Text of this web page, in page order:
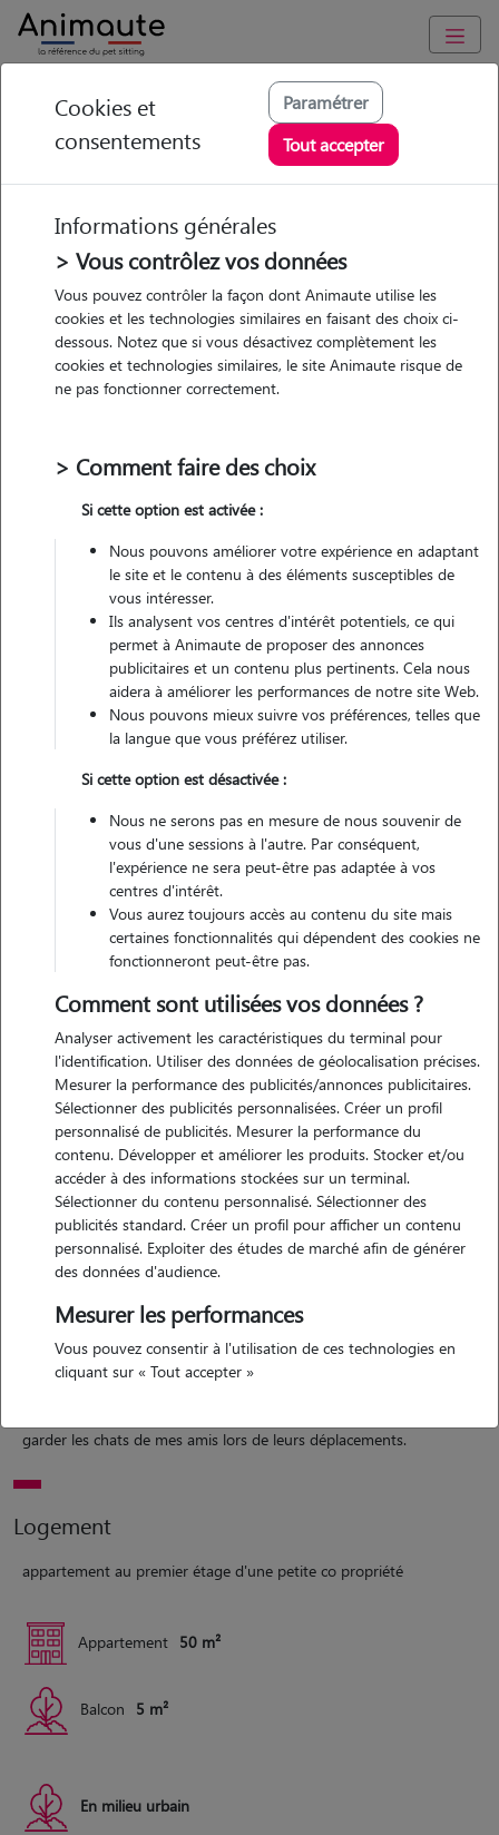
Animaute Bruxelles-Capitale Bruxelles-Capitale/Montluel
Aurélie - Petsitter à
Montluel
• 23 ans
Garde
chez le Pet Sitter
Véhiculé
Contacter
L'envoi d'une demande est sans engagement
Motivation
Étant une grande fan des animaux, je me permets de vous proposer
mes services afin de prendre soin de vos animaux et de les occuper
afin qu'ils puissent être épanouis lorsque vous êtes occuper. cela
serait avec grand plaisir
Expérience
j'ai toujours grandi avec des animaux chez mes parents. j'ai
actuellement 3 chats ( chez mes parents) et j'ai grandi avec de
garder les chats de mes amis lors de leurs déplacements.
Logement
appartement au premier étage d'une petite co propriété
Appartement 50 m²
Balcon 5 m²
En milieu urbain
Cookies et
consentements
Paramétrer
Tout accepter
Informations générales
> Vous contrôlez vos données
Vous pouvez contrôler la façon dont Animaute utilise les
cookies et les technologies similaires en faisant des choix ci-
dessous. Notez que si vous désactivez complètement les
cookies et technologies similaires, le site Animaute risque de
ne pas fonctionner correctement.
> Comment faire des choix
Si cette option est activée :
Nous pouvons améliorer votre expérience en adaptant
le site et le contenu à des éléments susceptibles de
vous intéresser.
Ils analysent vos centres d'intérêt potentiels, ce qui
permet à Animaute de proposer des annonces
publicitaires et un contenu plus pertinents. Cela nous
aidera à améliorer les performances de notre site Web.
Nous pouvons mieux suivre vos préférences, telles que
la langue que vous préférez utiliser.
Si cette option est désactivée :
Nous ne serons pas en mesure de nous souvenir de
vous d'une sessions à l'autre. Par conséquent,
l'expérience ne sera peut-être pas adaptée à vos
centres d'intérêt.
Vous aurez toujours accès au contenu du site mais
certaines fonctionnalités qui dépendent des cookies ne
fonctionneront peut-être pas.
Comment sont utilisées vos données ?
Analyser activement les caractéristiques du terminal pour
l'identification. Utiliser des données de géolocalisation précises.
Mesurer la performance des publicités/annonces publicitaires.
Sélectionner des publicités personnalisées. Créer un profil
personnalisé de publicités. Mesurer la performance du
contenu. Développer et améliorer les produits. Stocker et/ou
accéder à des informations stockées sur un terminal.
Sélectionner du contenu personnalisé. Sélectionner des
publicités standard. Créer un profil pour afficher un contenu
personnalisé. Exploiter des études de marché afin de générer
des données d'audience.
Mesurer les performances
Vous pouvez consentir à l'utilisation de ces technologies en
cliquant sur « Tout accepter »